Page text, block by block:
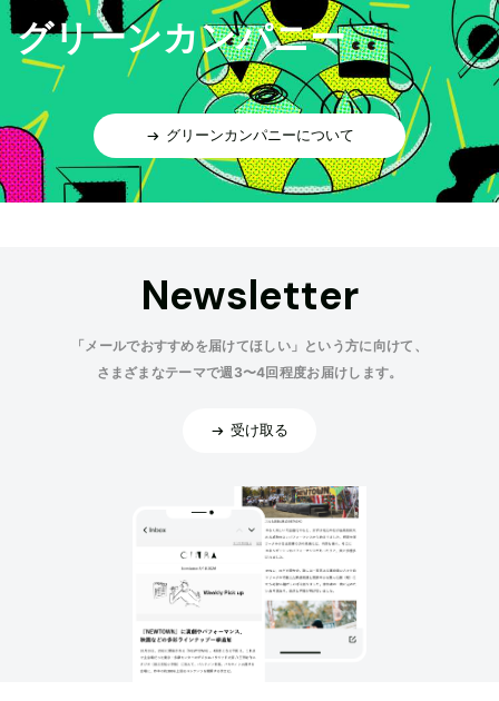
グリーンカンパニー
グリーンカンパニーについて
Newsletter
「メールでおすすめを届けてほしい」という方に向けて、
さまざまなテーマで週3〜4回程度お届けします。
受け取る